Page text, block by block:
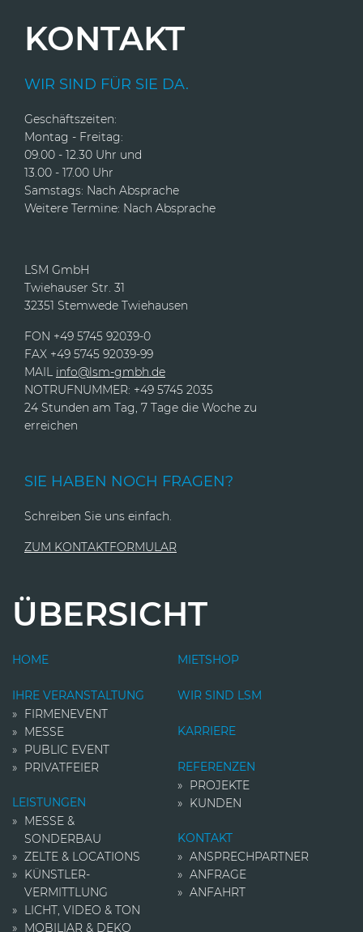
KONTAKT
WIR SIND FÜR SIE DA.
Geschäftszeiten:
Montag - Freitag:
09.00 - 12.30 Uhr und
13.00 - 17.00 Uhr
Samstags: Nach Absprache
Weitere Termine: Nach Absprache
LSM GmbH
Twiehauser Str. 31
32351 Stemwede Twiehausen
FON +49 5745 92039-0
FAX +49 5745 92039-99
MAIL info@lsm-gmbh.de
NOTRUFNUMMER: +49 5745 2035
24 Stunden am Tag, 7 Tage die Woche zu
erreichen
SIE HABEN NOCH FRAGEN?
Schreiben Sie uns einfach.
ZUM KONTAKTFORMULAR
ÜBERSICHT
HOME
IHRE VERANSTALTUNG
FIRMENEVENT
MESSE
PUBLIC EVENT
PRIVATFEIER
LEISTUNGEN
MESSE &
SONDERBAU
ZELTE & LOCATIONS
KÜNSTLER­
VERMITTLUNG
LICHT, VIDEO & TON
MOBILIAR & DEKO
MIETSHOP
WIR SIND LSM
KARRIERE
REFERENZEN
PROJEKTE
KUNDEN
KONTAKT
ANSPRECHPARTNER
ANFRAGE
ANFAHRT